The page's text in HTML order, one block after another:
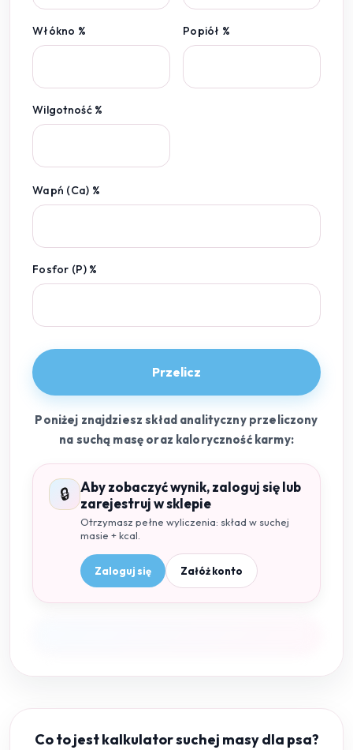
Włókno % Popiół %
Wilgotność %
Wapń (Ca) %
Fosfor (P) %
Przelicz
Poniżej znajdziesz skład analityczny przeliczony
na suchą masę oraz kaloryczność karmy:
🔒
Aby zobaczyć wynik, zaloguj się lub
zarejestruj w sklepie
Otrzymasz pełne wyliczenia: skład w suchej
masie + kcal.
Zaloguj się Załóż konto
Co to jest kalkulator suchej masy dla psa?